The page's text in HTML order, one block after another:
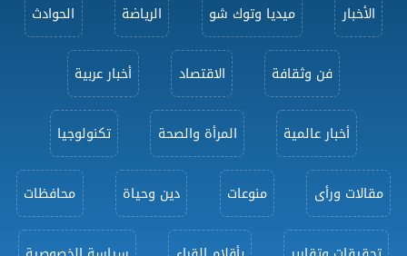
الأخبار ميديا وتوك شو الرياضة الحوادث
فن وثقافة الاقتصاد أخبار عربية
أخبار عالمية المرأة والصحة تكنولوجيا
مقالات ورأى منوعات دين وحياة محافظات